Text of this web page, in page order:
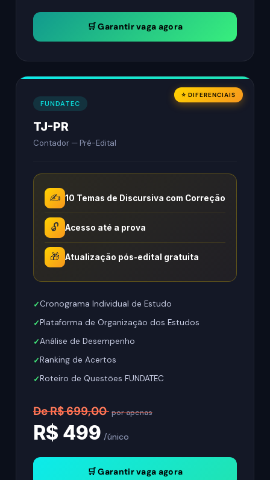
🛒 Garantir vaga agora
⭐ DIFERENCIAIS
FUNDATEC
TJ-PR
Contador — Pré-Edital
✍️ 10 Temas de Discursiva com Correção
🔓 Acesso até a prova
🎁 Atualização pós-edital gratuita
Cronograma Individual de Estudo
Plataforma de Organização dos Estudos
Análise de Desempenho
Ranking de Acertos
Roteiro de Questões FUNDATEC
De R$ 699,00 por apenas
R$ 499 /único
🛒 Garantir vaga agora